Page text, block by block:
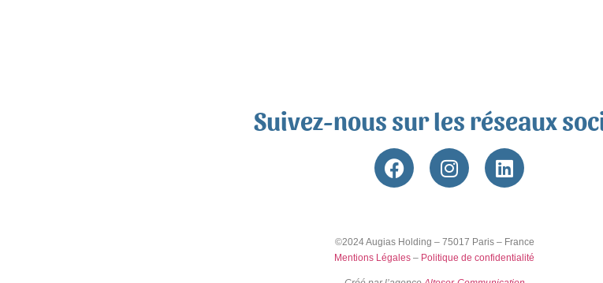
Suivez-nous sur les réseaux
©2024 Augias Holding – 75017 Paris – France
Mentions Légales – Politique de confidentialité